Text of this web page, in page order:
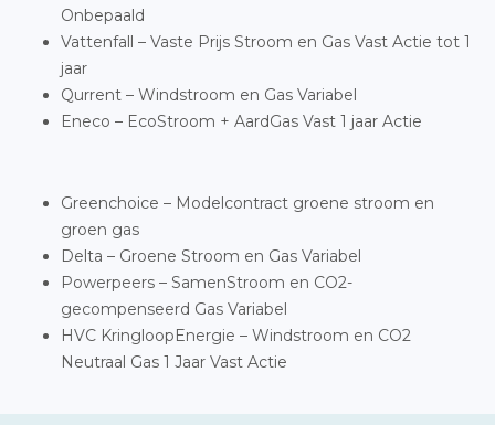
Onbepaald
Vattenfall – Vaste Prijs Stroom en Gas Vast Actie tot 1
jaar
Qurrent – Windstroom en Gas Variabel
Eneco – EcoStroom + AardGas Vast 1 jaar Actie
Greenchoice – Modelcontract groene stroom en
groen gas
Delta – Groene Stroom en Gas Variabel
Powerpeers – SamenStroom en CO2-
gecompenseerd Gas Variabel
HVC KringloopEnergie – Windstroom en CO2
Neutraal Gas 1 Jaar Vast Actie